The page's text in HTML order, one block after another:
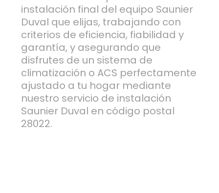
instalación final del equipo Saunier
Duval que elijas, trabajando con
criterios de eficiencia, fiabilidad y
garantía, y asegurando que
disfrutes de un sistema de
climatización o ACS perfectamente
ajustado a tu hogar mediante
nuestro servicio de instalación
Saunier Duval en código postal
28022.